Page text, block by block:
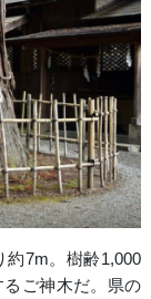
7m。樹齢1,000
ご神木だ。県の